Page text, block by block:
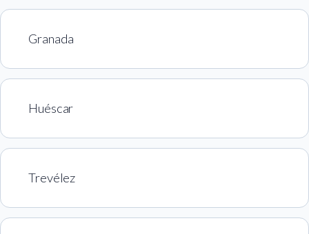
Granada
Huéscar
Trevélez